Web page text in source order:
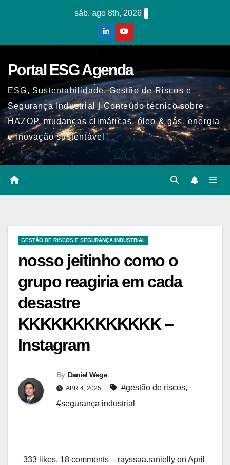
sáb. ago 8th, 2026
Portal ESG Agenda
ESG, Sustentabilidade, Gestão de Riscos e
Segurança Industrial | Conteúdo técnico sobre
HAZOP, mudanças climáticas, óleo & gás, energia
e inovação sustentável
GESTÃO DE RISCOS E SEGURANÇA INDUSTRIAL
nosso jeitinho como o
grupo reagiria em cada
desastre
KKKKKKKKKKKKK –
Instagram
By Daniel Wege
ABR 4, 2025 #gestão de riscos,
#segurança industrial
333 likes, 18 comments – rayssaa.ranielly on April